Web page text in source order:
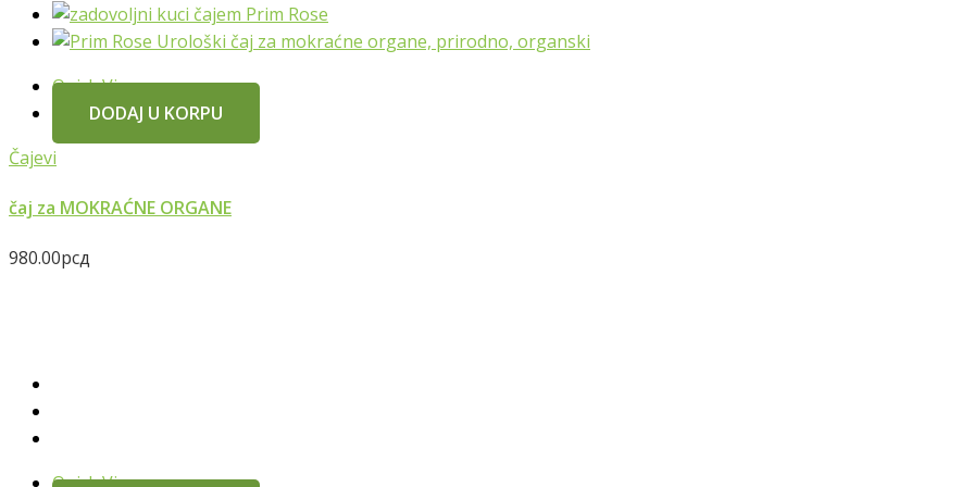
Quick View
DODAJ U KORPU
Čajevi
čaj za MOKRAĆNE ORGANE
980.00рсд